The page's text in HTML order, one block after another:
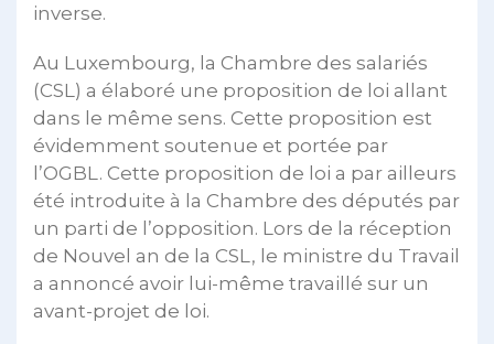
inverse.
Au Luxembourg, la Chambre des salariés
(CSL) a élaboré une proposition de loi allant
dans le même sens. Cette proposition est
évidemment soutenue et portée par
l’OGBL. Cette proposition de loi a par ailleurs
été introduite à la Chambre des députés par
un parti de l’opposition. Lors de la réception
de Nouvel an de la CSL, le ministre du Travail
a annoncé avoir lui-même travaillé sur un
avant-projet de loi.